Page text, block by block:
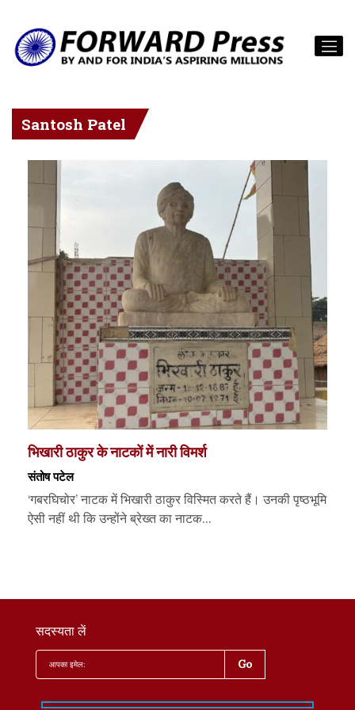
Santosh Patel
भिखारी ठाकुर के नाटकों में नारी विमर्श
संतोष पटेल
‘गबरघिचोर’ नाटक में भिखारी ठाकुर विस्मित करते हैं। उनकी पृष्ठभूमि
ऐसी नहीं थी कि उन्होंने ब्रेख्त का नाटक...
सदस्यता लें